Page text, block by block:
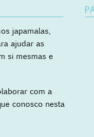
japamalas,
ajudar as
si mesmas e
com a
conosco nesta